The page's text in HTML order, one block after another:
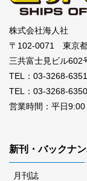
株式会社海人社
〒102-0071 東京
三共富士見ビル602
TEL：03-3268-6351
TEL：03-3268-6350
営業時間：平日
新刊・バックナ
月刊誌